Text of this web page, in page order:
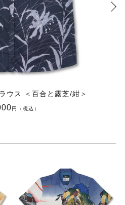
ウス ＜百合と露芝/紺＞
円（税込）